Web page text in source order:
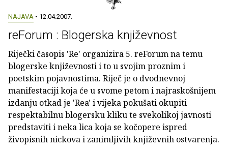
NAJAVA • 12.04.2007.
reForum : Blogerska književnost
Riječki časopis 'Re' organizira 5. reForum na temu
blogerske književnosti i to u svojim proznim i
poetskim pojavnostima. Riječ je o dvodnevnoj
manifestaciji koja će u svome petom i najraskošnijem
izdanju otkad je 'Rea' i vijeka pokušati okupiti
respektabilnu blogersku kliku te svekolikoj javnosti
predstaviti i neka lica koja se kočopere ispred
živopisnih nickova i zanimljivih književnih ostvarenja.